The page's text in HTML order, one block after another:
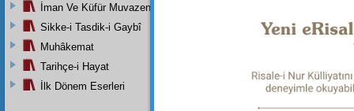
İman Ve Küfür Muvazeneleri
Sikke-i Tasdik-i Gaybî
Muhâkemat
Tarihçe-i Hayat
İlk Dönem Eserleri